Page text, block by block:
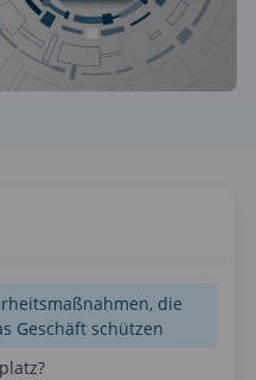
die
Geschäft schützen